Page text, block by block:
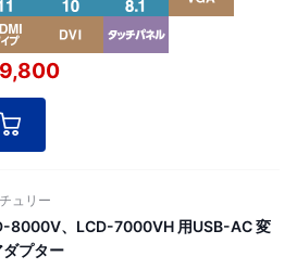
ルタッチパネル仕様、高寿命液晶パネ
採用した産業用組み込みモデル。 解像
WVGA 800×480pixel（15:9）。
ル番号：15604 ]
ュリー
8000V、LCD-7000VH 用USB-AC 変
プター